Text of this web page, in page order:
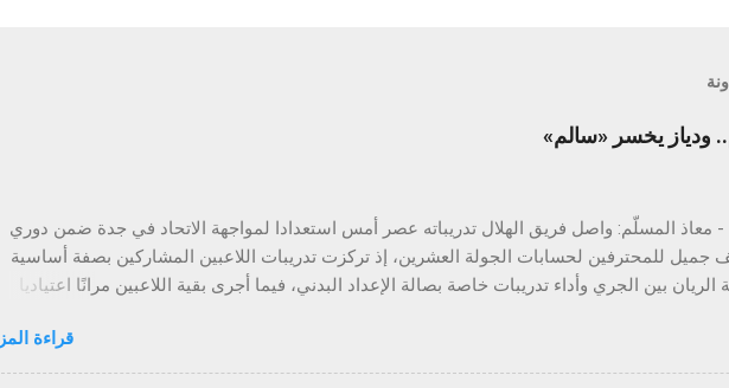
ودياز يخسر «سالم»
- معاذ المسلّم: واصل فريق الهلال تدريباته عصر أمس استعدادا لمواجهة الاتحاد في جدة ضمن دوري
جميل للمحترفين لحسابات الجولة العشرين، إذ تركزت تدريبات اللاعبين المشاركين بصفة أساسية
بين الجري وأداء تدريبات خاصة بصالة الإعداد البدني، فيما أجرى بقية اللاعبين مرانًا اعتياديا
السيد رامون دياز مناورة على جزء من مساحة الملعب. من جهة أخرى واصل الثنائي سالم
برامجهما التأهيلية، إذ تأكد غياب الدوسري أمام الاتحاد الأحد المقبل ولن يلتحق ببعثة الفريق
قراءة